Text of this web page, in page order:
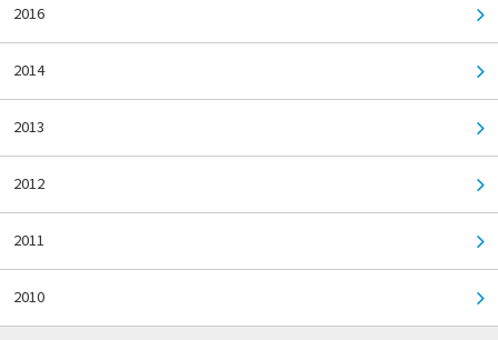
2016
2014
2013
2012
2011
2010